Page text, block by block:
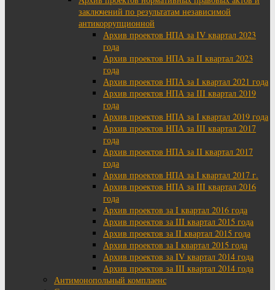
заключений по результатам независимой
антикоррупционной
Архив проектов НПА за IV квартал 2023
года
Архив проектов НПА за II квартал 2023
года
Архив проектов НПА за I квартал 2021 года
Архив проектов НПА за III квартал 2019
года
Архив проектов НПА за I квартал 2019 года
Архив проектов НПА за III квартал 2017
года
Архив проектов НПА за II квартал 2017
года
Архив проектов НПА за I квартал 2017 г.
Архив проектов НПА за III квартал 2016
года
Архив проектов за I квартал 2016 года
Архив проектов за III квартал 2015 года
Архив проектов за II квартал 2015 года
Архив проектов за I квартал 2015 года
Архив проектов за IV квартал 2014 года
Архив проектов за III квартал 2014 года
Антимонопольный комплаенс